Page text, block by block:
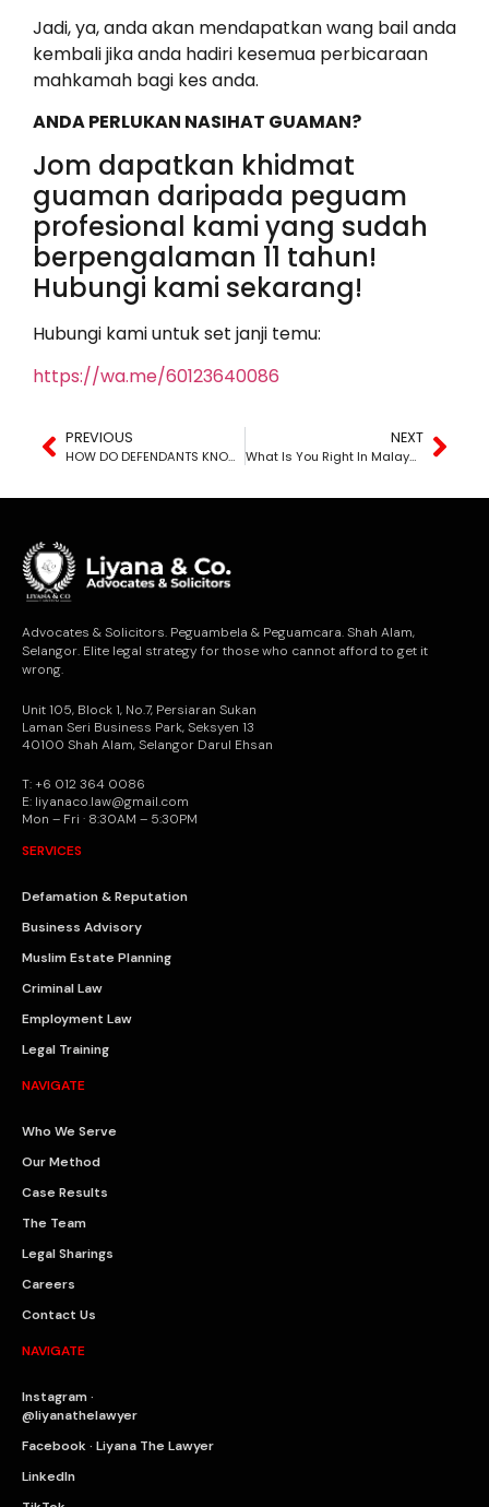
Jadi, ya, anda akan mendapatkan wang bail anda
kembali jika anda hadiri kesemua perbicaraan
mahkamah bagi kes anda.
ANDA PERLUKAN NASIHAT GUAMAN?
Jom dapatkan khidmat
guaman daripada peguam
profesional kami yang sudah
berpengalaman 11 tahun!
Hubungi kami sekarang!
Hubungi kami untuk set janji temu:
https://wa.me/60123640086
PREVIOUS
HOW DO DEFENDANTS KNOW THEY’REBEING SUED?
NEXT
What Is You Right In Malaysia?
Advocates & Solicitors. Peguambela & Peguamcara. Shah Alam,
Selangor. Elite legal strategy for those who cannot afford to get it
wrong.
Unit 105, Block 1, No.7, Persiaran Sukan
Laman Seri Business Park, Seksyen 13
40100 Shah Alam, Selangor Darul Ehsan
T: +6 012 364 0086
E: liyanaco.law@gmail.com
Mon – Fri · 8:30AM – 5:30PM
SERVICES
Defamation & Reputation
Business Advisory
Muslim Estate Planning
Criminal Law
Employment Law
Legal Training
NAVIGATE
Who We Serve
Our Method
Case Results
The Team
Legal Sharings
Careers
Contact Us
NAVIGATE
Instagram ·
@liyanathelawyer
Facebook · Liyana The Lawyer
LinkedIn